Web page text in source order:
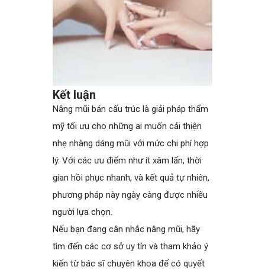
Kết luận
Nâng mũi bán cấu trúc là giải pháp thẩm
mỹ tối ưu cho những ai muốn cải thiện
nhẹ nhàng dáng mũi với mức chi phí hợp
lý. Với các ưu điểm như ít xâm lấn, thời
gian hồi phục nhanh, và kết quả tự nhiên,
phương pháp này ngày càng được nhiều
người lựa chọn.
Nếu bạn đang cân nhắc nâng mũi, hãy
tìm đến các cơ sở uy tín và tham khảo ý
kiến từ bác sĩ chuyên khoa để có quyết